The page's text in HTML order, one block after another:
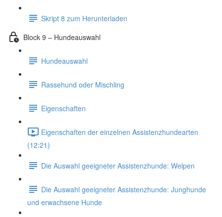
Skript 8 zum Herunterladen
Block 9 – Hundeauswahl
Hundeauswahl
Rassehund oder Mischling
Eigenschaften
Eigenschaften der einzelnen Assistenzhundearten
(12:21)
Die Auswahl geeigneter Assistenzhunde: Welpen
Die Auswahl geeigneter Assistenzhunde: Junghunde
und erwachsene Hunde